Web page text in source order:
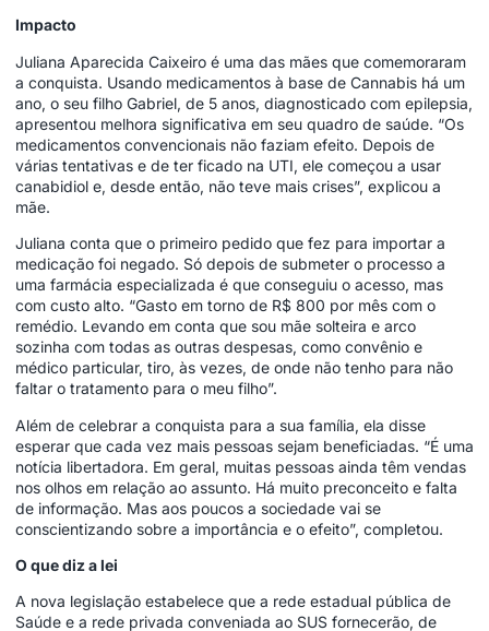
Impacto
Juliana Aparecida Caixeiro é uma das mães que comemoraram
a conquista. Usando medicamentos à base de Cannabis há um
ano, o seu filho Gabriel, de 5 anos, diagnosticado com epilepsia,
apresentou melhora significativa em seu quadro de saúde. “Os
medicamentos convencionais não faziam efeito. Depois de
várias tentativas e de ter ficado na UTI, ele começou a usar
canabidiol e, desde então, não teve mais crises”, explicou a
mãe.
Juliana conta que o primeiro pedido que fez para importar a
medicação foi negado. Só depois de submeter o processo a
uma farmácia especializada é que conseguiu o acesso, mas
com custo alto. “Gasto em torno de R$ 800 por mês com o
remédio. Levando em conta que sou mãe solteira e arco
sozinha com todas as outras despesas, como convênio e
médico particular, tiro, às vezes, de onde não tenho para não
faltar o tratamento para o meu filho”.
Além de celebrar a conquista para a sua família, ela disse
esperar que cada vez mais pessoas sejam beneficiadas. “É uma
notícia libertadora. Em geral, muitas pessoas ainda têm vendas
nos olhos em relação ao assunto. Há muito preconceito e falta
de informação. Mas aos poucos a sociedade vai se
conscientizando sobre a importância e o efeito”, completou.
O que diz a lei
A nova legislação estabelece que a rede estadual pública de
Saúde e a rede privada conveniada ao SUS fornecerão, de